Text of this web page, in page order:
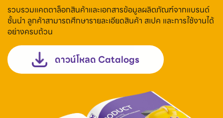
รวบรวมแคตตาล็อกสินค้าและเอกสารข้อมูลผลิตภัณฑ์จากแบรนด์
ชั้นนำ ลูกค้าสามารถศึกษารายละเอียดสินค้า สเปค และการใช้งานได้
อย่างครบถ้วน
ดาวน์โหลด Catalogs